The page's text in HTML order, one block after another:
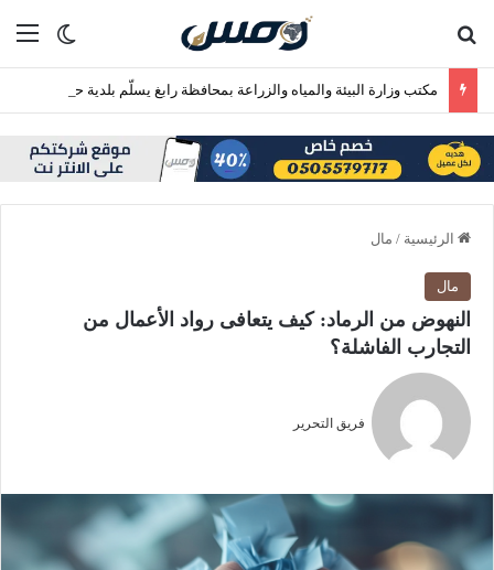
الوضع
الرئيسية / مال
مال
النهوض من الرماد: كيف يتعافى رواد الأعمال من
التجارب الفاشلة؟
فريق التحرير